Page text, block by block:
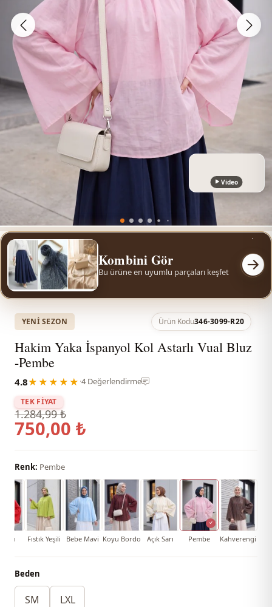
Video
Kombini Gör
Bu ürüne en uyumlu parçaları keşfet
YENI SEZON Ürün Kodu346-3099-R20
Hakim Yaka İspanyol Kol Astarlı Vual Bluz
-Pembe
4.8★★★★★ ·4 Değerlendirme
TEK FİYAT
1.284,99 ₺
750,00 ₺
Renk: Pembe
Fıstık Yeşili Bebe Mavi Koyu Bordo Açık Sarı Pembe Kahverengi
Beden
SM LXL